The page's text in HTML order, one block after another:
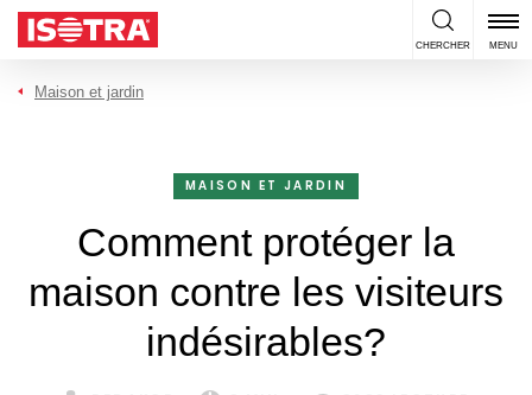
Passer au contenu
CHERCHER MENU
Maison et jardin
MAISON ET JARDIN
Comment protéger la
maison contre les visiteurs
indésirables?